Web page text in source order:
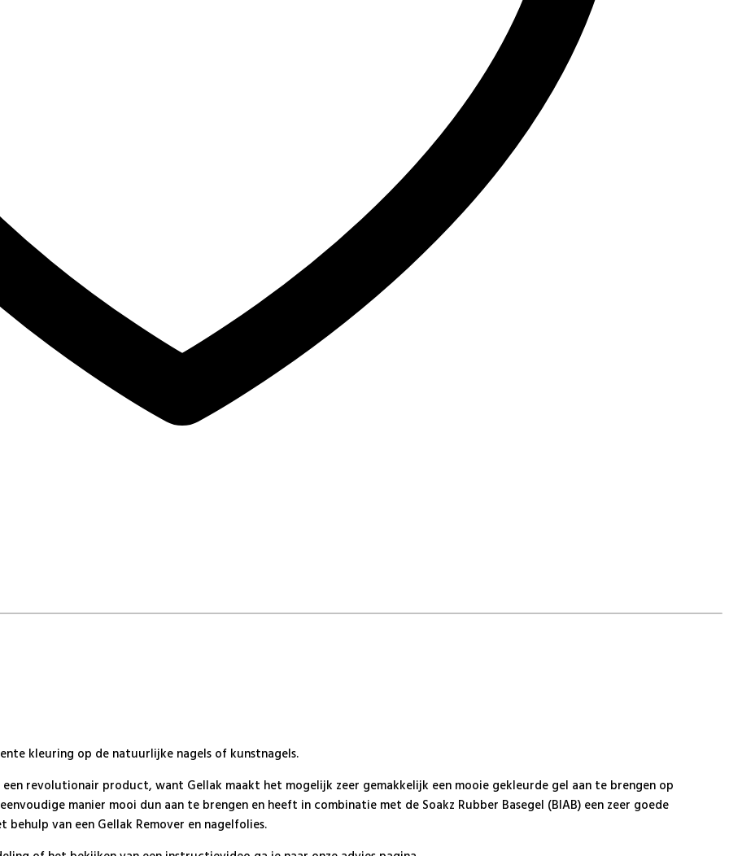
kleuring op de natuurlijke nagels of kunstnagels.
revolutionair product, want Gellak maakt het mogelijk zeer gemakkelijk een mooie gekleurde gel aan te brengen op
manier mooi dun aan te brengen en heeft in combinatie met de Soakz Rubber Basegel (BIAB) een zeer goede
van een Gellak Remover en nagelfolies.